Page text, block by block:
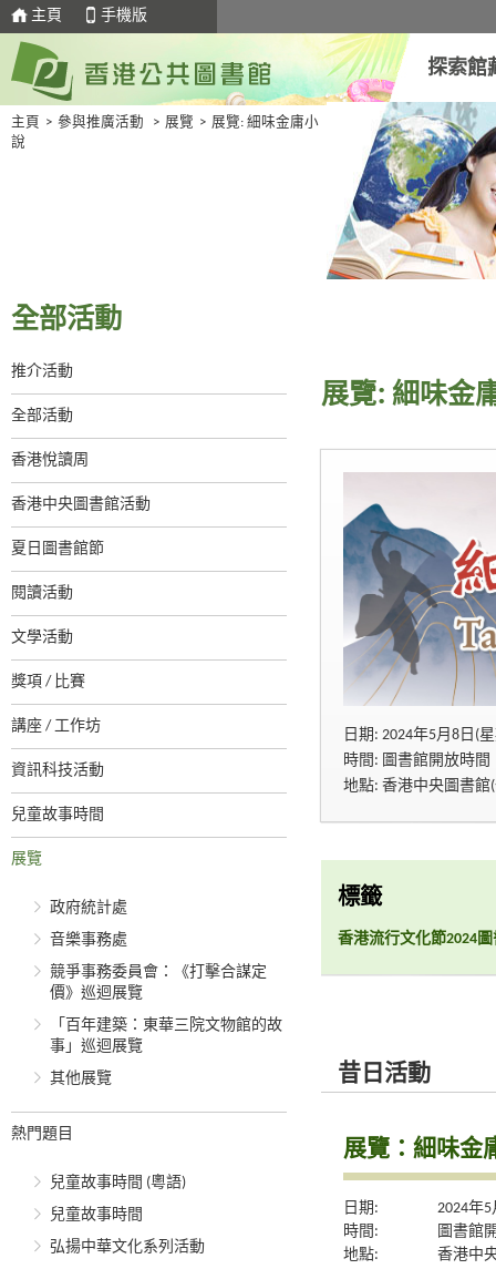
主頁 手機版
探索館
主頁 > 參與推廣活動 > 展覽 > 展覽: 細味金庸小
說
全部活動
推介活動
全部活動
香港悅讀周
香港中央圖書館活動
夏日圖書館節
閱讀活動
文學活動
獎項 / 比賽
講座 / 工作坊
資訊科技活動
兒童故事時間
展覽
政府統計處
音樂事務處
競爭事務委員會：《打擊合謀定
價》巡迴展覽
「百年建築：東華三院文物館的故
事」巡迴展覽
其他展覽
熱門題目
兒童故事時間 (粵語)
兒童故事時間
弘揚中華文化系列活動
展覽: 細味金
日期: 2024年5月8日(
時間: 圖書館開放時間
地點: 香港中央圖書館
標籤
香港流行文化節2024
昔日活動
展覽：細味金
日期:
2024年
時間:
圖書館
地點:
香港中